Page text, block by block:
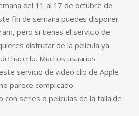
del 11 al 17 de octubre de
fin de semana puedes disponer
pero si tienes el servicio de
disfrutar de la película ya
hacerlo. Muchos usuarios
servicio de video clip de Apple
parece complicado
con series o películas de la talla de